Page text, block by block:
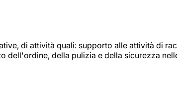
di attività quali: supporto alle attività di
della pulizia e della sicurezza